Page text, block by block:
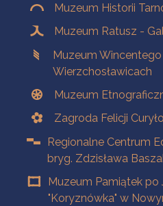
Muzeum Historii
Muzeum Ratusz -
Muzeum
Wierzchosławicach
Muzeum
Zagroda Felicji
Regionalne Centrum
bryg. Zdzisława
Muzeum Pamiątek po
"Koryznówka" w